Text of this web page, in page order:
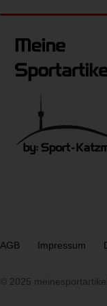
AGB Impressum
© 2025